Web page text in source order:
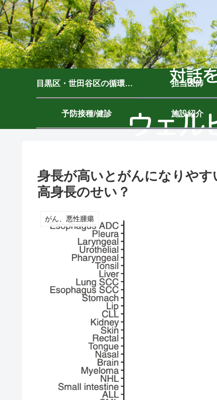
目黒区・世田谷区の循環器内科｜ウェルビーイングクリニック駒沢公園｜駒沢大学駅7分 担当医師
予防接種/健診 施設紹介
身長が高いとがんになりやす
高身長のせい？
がん、悪性腫瘍